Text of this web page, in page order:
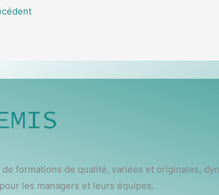
de formations de qualité, variées et originales,
les managers et leurs équipes.